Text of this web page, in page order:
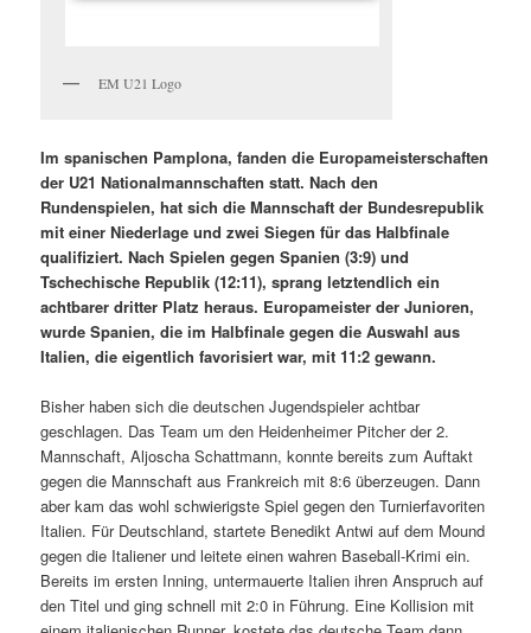
EM U21 Logo
Im spanischen Pamplona, fanden die Europameisterschaften
der U21 Nationalmannschaften statt. Nach den
Rundenspielen, hat sich die Mannschaft der Bundesrepublik
mit einer Niederlage und zwei Siegen für das Halbfinale
qualifiziert. Nach Spielen gegen Spanien (3:9) und
Tschechische Republik (12:11), sprang letztendlich ein
achtbarer dritter Platz heraus. Europameister der Junioren,
wurde Spanien, die im Halbfinale gegen die Auswahl aus
Italien, die eigentlich favorisiert war, mit 11:2 gewann.
Bisher haben sich die deutschen Jugendspieler achtbar
geschlagen. Das Team um den Heidenheimer Pitcher der 2.
Mannschaft, Aljoscha Schattmann, konnte bereits zum Auftakt
gegen die Mannschaft aus Frankreich mit 8:6 überzeugen. Dann
aber kam das wohl schwierigste Spiel gegen den Turnierfavoriten
Italien. Für Deutschland, startete Benedikt Antwi auf dem Mound
gegen die Italiener und leitete einen wahren Baseball-Krimi ein.
Bereits im ersten Inning, untermauerte Italien ihren Anspruch auf
den Titel und ging schnell mit 2:0 in Führung. Eine Kollision mit